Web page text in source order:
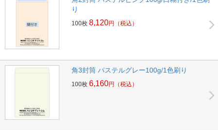
り
100枚 8,120円 （税込）
角3封筒 パステルグレー100g/1色刷り
100枚 6,160円 （税込）